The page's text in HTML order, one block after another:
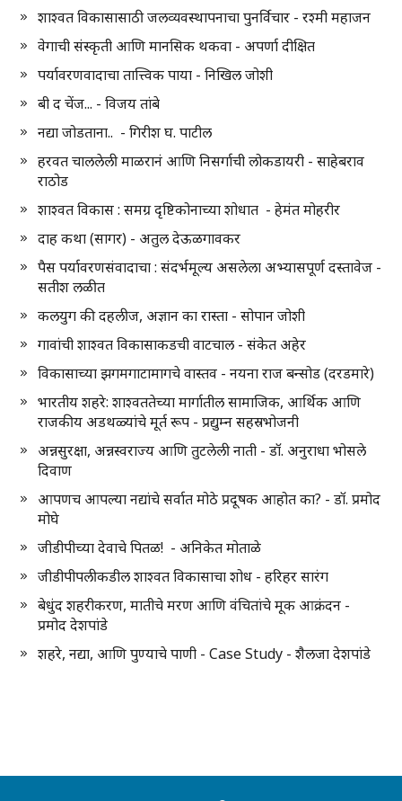
शाश्वत विकासासाठी जलव्यवस्थापनाचा पुनर्विचार - रश्मी महाजन
वेगाची संस्कृती आणि मानसिक थकवा - अपर्णा दीक्षित
पर्यावरणवादाचा तात्त्विक पाया - निखिल जोशी
बी द चेंज... - विजय तांबे
नद्या जोडताना.. - गिरीश घ. पाटील
हरवत चाललेली माळरानं आणि निसर्गाची लोकडायरी - साहेबराव
राठोड
शाश्वत विकास : समग्र दृष्टिकोनाच्या शोधात - हेमंत मोहरीर
दाह कथा (सागर) - अतुल देऊळगावकर
पैस पर्यावरणसंवादाचा : संदर्भमूल्य असलेला अभ्यासपूर्ण दस्तावेज -
सतीश लळीत
कलयुग की दहलीज, अज्ञान का रास्ता - सोपान जोशी
गावांची शाश्वत विकासाकडची वाटचाल - संकेत अहेर
विकासाच्या झगमगाटामागचे वास्तव - नयना राज बन्सोड (दरडमारे)
भारतीय शहरे: शाश्वततेच्या मार्गातील सामाजिक, आर्थिक आणि
राजकीय अडथळ्यांचे मूर्त रूप - प्रद्युम्न सहस्रभोजनी
अन्नसुरक्षा, अन्नस्वराज्य आणि तुटलेली नाती - डॉ. अनुराधा भोसले
दिवाण
आपणच आपल्या नद्यांचे सर्वात मोठे प्रदूषक आहोत का? - डॉ. प्रमोद
मोघे
जीडीपीच्या देवाचे पितळ! - अनिकेत मोताळे
जीडीपीपलीकडील शाश्वत विकासाचा शोध - हरिहर सारंग
बेधुंद शहरीकरण, मातीचे मरण आणि वंचितांचे मूक आक्रंदन -
प्रमोद देशपांडे
शहरे, नद्या, आणि पुण्याचे पाणी - Case Study - शैलजा देशपांडे